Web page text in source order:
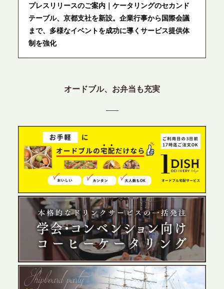
プレスリリースのご案内｜ケータリングのセカンド
テーブル、京都支社を新設。企業行事から国際会議
まで、多様なイベントを成功に導くサービス提供体
制を強化
プレスリリースのご案内｜ケータリングのセカンド
目の展開で、拡大する出張パーティー・ケータリン
2026.6.4
プレスリリースのご案内｜夏の社内親睦が、配属後
の離職防止に。オフィスや会議室で縁日気分を味わ
う「お祭りケータリング」の提供を開始
2026.5.29
プレスリリースのご案内｜ケータリングのセカンド
テーブル、群馬前橋支社を設立。再開発やオフィス
展開が進む前橋エリアの企業ニーズに応え、高品質
なサービスで各種イベント・懇親会をサポート
オードブル、お弁当も充実